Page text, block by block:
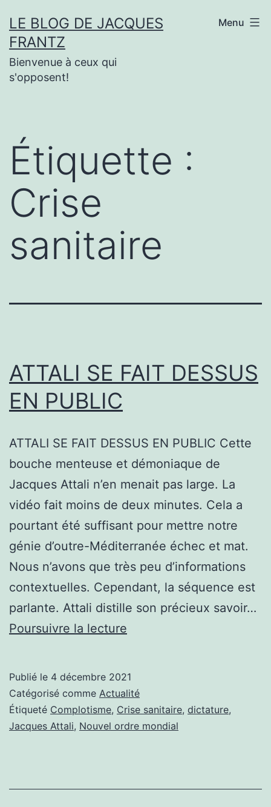
au
contenu
LE BLOG DE JACQUES
FRANTZ
Bienvenue à ceux qui
s'opposent!
Menu
Étiquette :
Crise
sanitaire
ATTALI SE FAIT DESSUS
EN PUBLIC
ATTALI SE FAIT DESSUS EN PUBLIC Cette
bouche menteuse et démoniaque de
Jacques Attali n’en menait pas large. La
vidéo fait moins de deux minutes. Cela a
pourtant été suffisant pour mettre notre
génie d’outre-Méditerranée échec et mat.
Nous n’avons que très peu d’informations
contextuelles. Cependant, la séquence est
parlante. Attali distille son précieux savoir…
Poursuivre la lecture
DESSUS
EN
PUBLIC
Publié le 4 décembre 2021
Catégorisé comme Actualité
Étiqueté Complotisme, Crise sanitaire, dictature,
Jacques Attali, Nouvel ordre mondial